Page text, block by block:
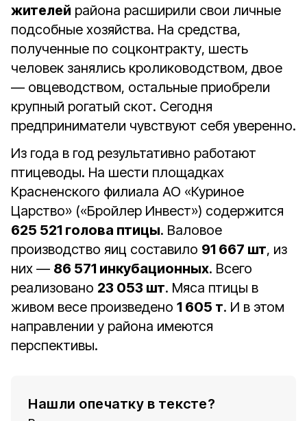
жителей района расширили свои личные
подсобные хозяйства. На средства,
полученные по соцконтракту, шесть
человек занялись кролиководством, двое
— овцеводством, остальные приобрели
крупный рогатый скот. Сегодня
предприниматели чувствуют себя уверенно.
Из года в год результативно работают
птицеводы. На шести площадках
Красненского филиала АО «Куриное
Царство» («Бройлер Инвест») содержится
625 521 голова птицы. Валовое
производство яиц составило 91 667 шт, из
них — 86 571 инкубационных. Всего
реализовано 23 053 шт. Мяса птицы в
живом весе произведено 1 605 т. И в этом
направлении у района имеются
перспективы.
Нашли опечатку в тексте?